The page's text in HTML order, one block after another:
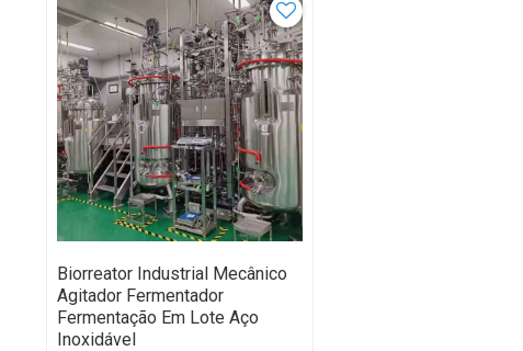
1000L
Biorreator Industrial Mecânico
Agitador Fermentador
Fermentação Em Lote Aço
Inoxidável